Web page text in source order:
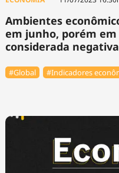
Ambientes
em junho, porém
considerada negativa
#Global #Indicadores